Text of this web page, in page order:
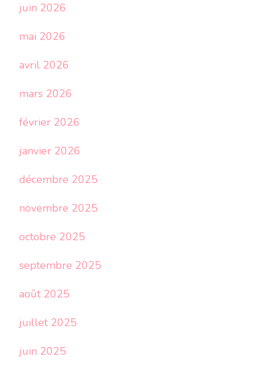
juin 2026
mai 2026
avril 2026
mars 2026
février 2026
janvier 2026
décembre 2025
novembre 2025
octobre 2025
septembre 2025
août 2025
juillet 2025
juin 2025